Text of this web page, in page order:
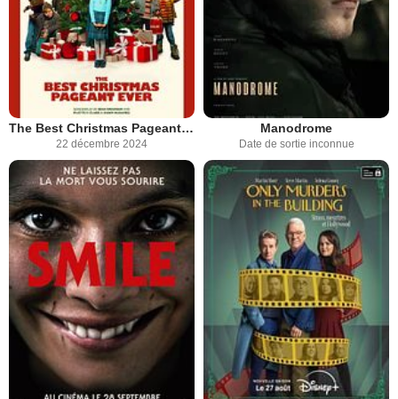
The Best Christmas Pageant Ever
22 décembre 2024
Manodrome
Date de sortie inconnue